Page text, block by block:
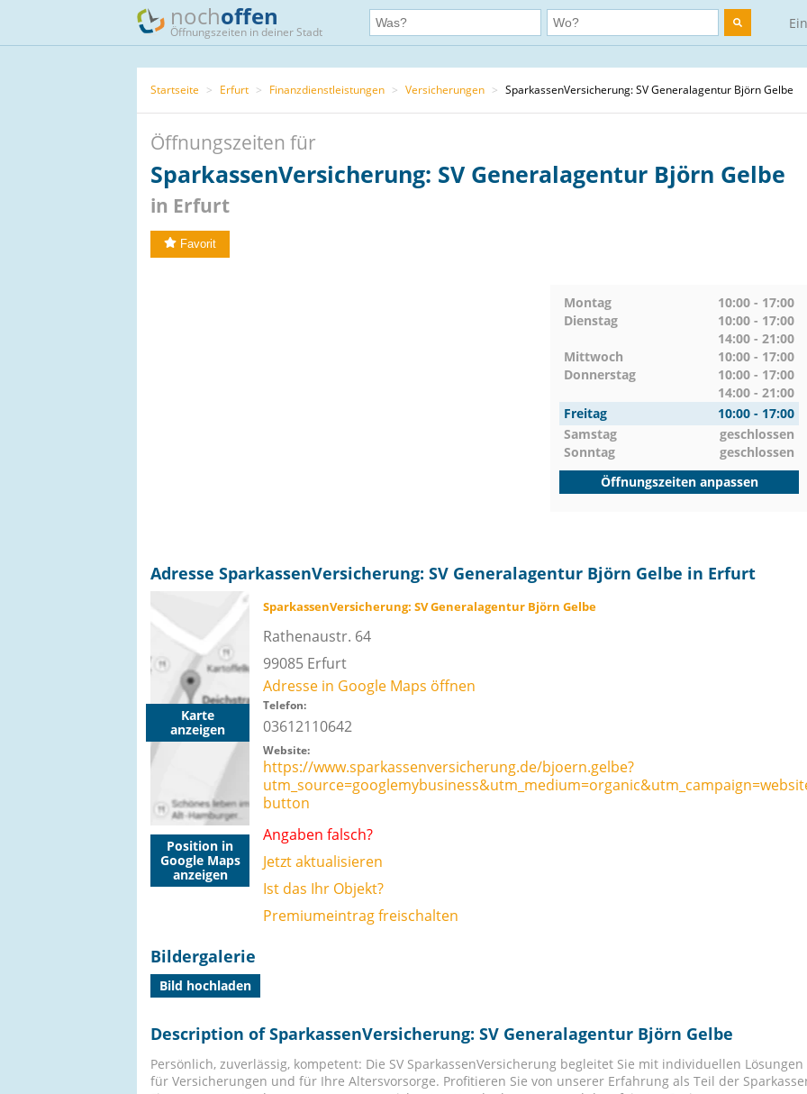
nochoffen
Öffnungszeiten in deiner Stadt
Startseite > Erfurt > Finanzdienstleistungen > Versicherungen > SparkassenVersicherung: SV Generalagentur Björn Gelbe
Öffnungszeiten für
SparkassenVersicherung: SV Generalagentur Björn Gelbe
in Erfurt
Favorit
Montag
10:00 - 17:00
Dienstag
10:00 - 17:00
14:00 - 21:00
Mittwoch
10:00 - 17:00
Donnerstag
10:00 - 17:00
14:00 - 21:00
Freitag
10:00 - 17:00
Samstag
geschlossen
Sonntag
geschlossen
Öffnungszeiten anpassen
Adresse SparkassenVersicherung: SV Generalagentur Björn Gelbe in Erfurt
Karte
anzeigen
Position in
Google Maps
anzeigen
SparkassenVersicherung: SV Generalagentur Björn Gelbe
Rathenaustr. 64
99085 Erfurt
Adresse in Google Maps öffnen
Telefon:
03612110642
Website:
https://www.sparkassenversicherung.de/bjoern.gelbe?
button
Angaben falsch?
Jetzt aktualisieren
Ist das Ihr Objekt?
Premiumeintrag freischalten
Bildergalerie
Bild hochladen
Description of SparkassenVersicherung: SV Generalagentur Björn Gelbe
Persönlich, zuverlässig, kompetent: Die SV SparkassenVersicherung begleitet Sie mit individuellen Lösungen
für Versicherungen und für Ihre Altersvorsorge. Profitieren Sie von unserer Erfahrung als Teil der